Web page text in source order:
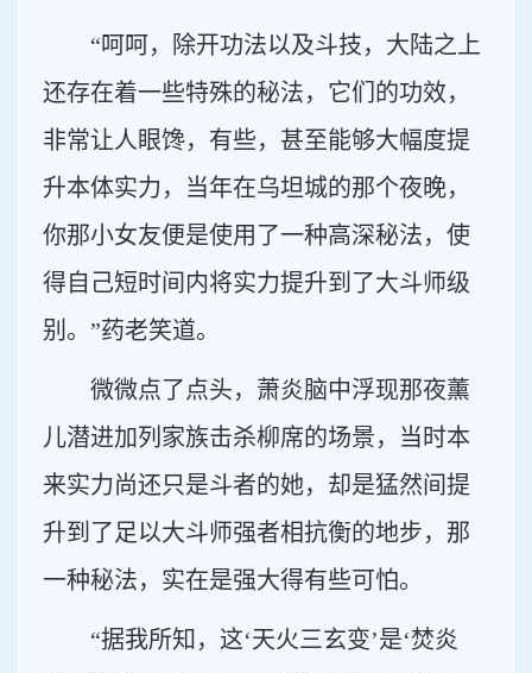
“呵呵，除开功法以及斗技，大陆之上
还存在着一些特殊的秘法，它们的功效，
非常让人眼馋，有些，甚至能够大幅度提
升本体实力，当年在乌坦城的那个夜晚，
你那小女友便是使用了一种高深秘法，使
得自己短时间内将实力提升到了大斗师级
别。”药老笑道。
微微点了点头，萧炎脑中浮现那夜薰
儿潜进加列家族击杀柳席的场景，当时本
来实力尚还只是斗者的她，却是猛然间提
升到了足以大斗师强者相抗衡的地步，那
一种秘法，实在是强大得有些可怕。
“据我所知，这‘天火三玄变’是‘焚炎